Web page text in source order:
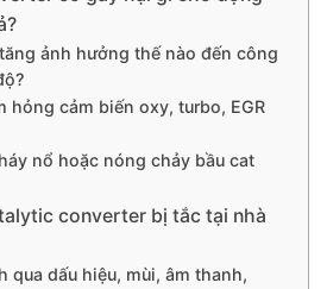
ảnh hưởng thế nào đến công
hỏng cảm biến oxy, turbo, EGR
nổ hoặc nóng chảy bầu cat
converter bị tắc tại nhà
qua dấu hiệu, mùi, âm thanh,